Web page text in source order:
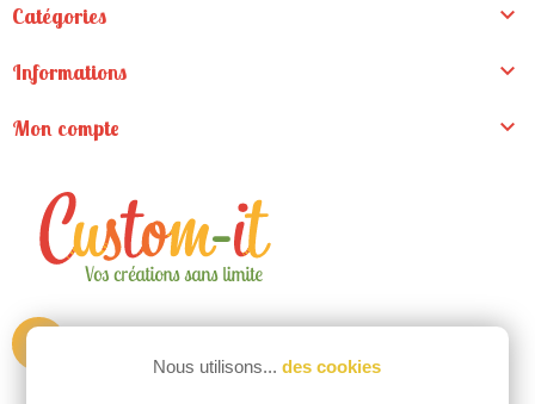
Catégories 
Informations 
Mon compte 
9 rue du pré clos
Nous utilisons... des cookies